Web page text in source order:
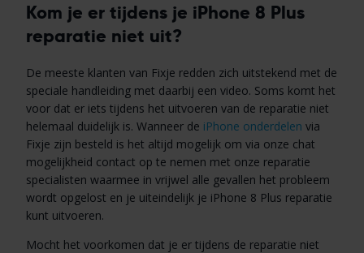
Kom je er tijdens je iPhone 8 Plus
reparatie niet uit?
De meeste klanten van Fixje redden zich uitstekend met de
speciale handleiding met daarbij een video. Soms komt het
voor dat er iets tijdens het uitvoeren van de reparatie niet
helemaal duidelijk is. Wanneer de iPhone onderdelen via
Fixje zijn besteld is het altijd mogelijk om via onze chat
mogelijkheid contact op te nemen met onze reparatie
specialisten waarmee in vrijwel alle gevallen het probleem
wordt opgelost en je uiteindelijk je iPhone 8 Plus reparatie
kunt uitvoeren.
Mocht het voorkomen dat je er tijdens de reparatie niet